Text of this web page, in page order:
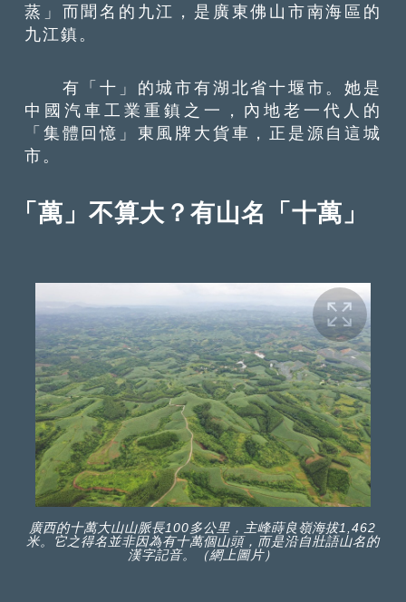
蒸」而聞名的九江，是廣東佛山市南海區的
九江鎮。
有「十」的城市有湖北省十堰市。她是
中國汽車工業重鎮之一，內地老一代人的
「集體回憶」東風牌大貨車，正是源自這城
市。
「萬」不算大？有山名「十萬」
廣西的十萬大山山脈長100多公里，主峰蒔良嶺海拔1,462
米。它之得名並非因為有十萬個山頭，而是沿自壯語山名的
漢字記音。（網上圖片）